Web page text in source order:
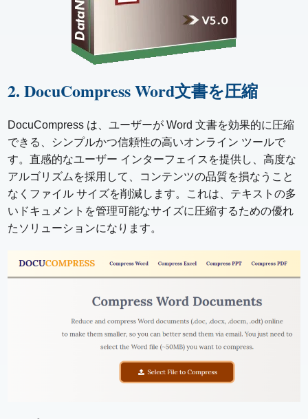
2. DocuCompress Word文書を圧縮
DocuCompress は、ユーザーが Word 文書を効果的に圧縮
できる、シンプルかつ信頼性の高いオンライン ツールで
す。直感的なユーザー インターフェイスを提供し、高度な
アルゴリズムを採用して、コンテンツの品質を損なうこと
なくファイル サイズを削減します。これは、テキストの多
いドキュメントを管理可能なサイズに圧縮するための優れ
たソリューションになります。